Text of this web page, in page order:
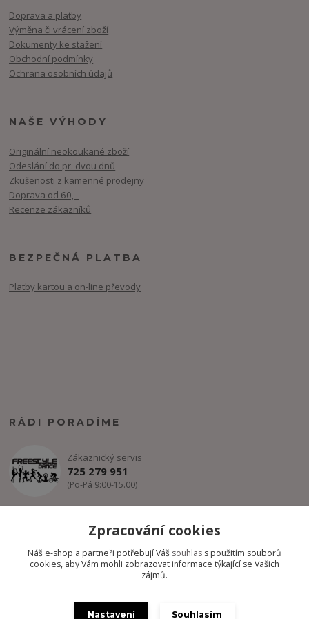
Doprava a platby
Výměna či vrácení zboží
Dokumenty ke stažení
Obchodní podmínky
Ochrana osobních údajů
NAŠE VÝHODY
Originální neokoukané zboží
Odeslání do pr. dvou dnů
Zkušenosti z kamenné prodejny
Doprava od 60,-
Recenze zákazníků
BEZPEČNÁ PLATBA
Platby kartou a on-line převody
RÁDI PORADÍME
Zákaznický servis
725 279 951
(Po-Pá 9:00-15.00)
Zpracování cookies
Náš e-shop a partneři potřebují Váš souhlas s použitím souborů
cookies, aby Vám mohli zobrazovat informace týkající se Vašich
zájmů.
Nastavení Souhlasím